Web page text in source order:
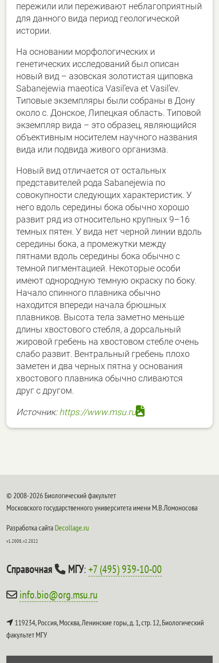
пережили или переживают неблагоприятный
для данного вида период геологической
истории.
На основании морфологических и
генетических исследований был описан
новый вид – азовская золотистая щиповка
Sabanejewia maeotica Vasil’eva et Vasil’ev.
Типовые экземпляры были собраны в Дону
около с. Донское, Липецкая область. Типовой
экземпляр вида – это образец, являющийся
объективным носителем научного названия
вида или подвида живого организма.
Новый вид отличается от остальных
представителей рода Sabanejewia по
совокупности следующих характеристик. У
него вдоль середины бока обычно хорошо
развит ряд из относительно крупных 9–16
темных пятен. У вида нет черной линии вдоль
середины бока, а промежутки между
пятнами вдоль середины бока обычно с
темной пигментацией. Некоторые особи
имеют однородную темную окраску по боку.
Начало спинного плавника обычно
находится впереди начала брюшных
плавников. Высота тела заметно меньше
длины хвостового стебля, а дорсальный
жировой гребень на хвостовом стебле очень
слабо развит. Вентральный гребень плохо
заметен и два черных пятна у основания
хвостового плавника обычно сливаются
друг с другом.
Источник:https://www.msu.ru
© 2008-2026 Биологический факультет
Московского государственного университета имени М.В.Ломоносова
Разработка сайта Decollage.ru
v1.2008, v2.2022
Справочная МГУ:+7 (495) 939-10-00
info.bio@org.msu.ru
119234, Россия, Москва, Ленинские горы, д. 1, стр. 12,Биологический
факультет МГУ